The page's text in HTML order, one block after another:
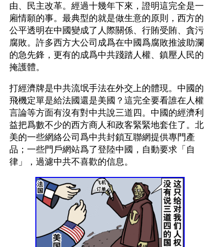
由、民主改革。經過十幾年下來，證明這完全是一
廂情願的事。最典型的就是做生意的原則，西方的
公平透明在中國變成了人際關係、行賄受賄、貪污
腐敗。許多西方大公司成爲在中國爲腐敗推波助瀾
的急先鋒，更有的成爲中共踐踏人權、鎮壓人民的
掩護體。
打經濟牌是中共流氓手法在外交上的體現。中國的
飛機定單是給法國還是美國？這完全要看誰在人權
言論等方面有沒有對中共說三道四。中國的經濟利
益把爲數不少的西方商人和政客緊緊地套住了。北
美的一些網絡公司爲中共封鎖互聯網提供專門產
品；一些門戶網站爲了登陸中國，自動要求「自
律」，過濾中共不喜歡的信息。